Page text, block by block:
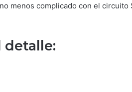
menos complicado con el circuito
detalle: